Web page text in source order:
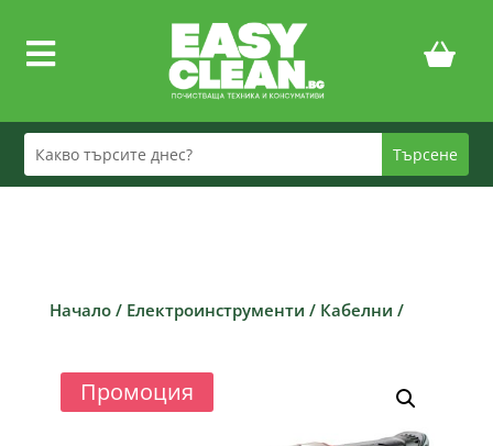

Начало/ Електроинструменти / Кабелни /
Промоция